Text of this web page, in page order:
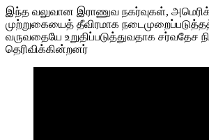
இந்த வலுவான இராணுவ நகர்வுகள்,
முற்றுகையைத் தீவிரமாக
வருவதையே உறுதிப்படுத்துவதாக சர்வதேச
தெரிவிக்கின்றனர்